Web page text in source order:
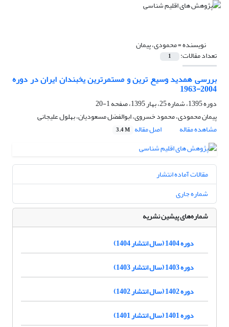
نویسنده =محمودی، پیمان
تعداد مقالات: 1
بررسی همدید وسیع ترین و مستمرترین یخبندان ایران در دوره
2004-1963
دوره 1395، شماره 25، بهار 1395، صفحه
1-20
پیمان محمودی، محمود خسروی، ابوالفضل مسعودیان، بهلول علیجانی
مشاهده مقاله
اصل مقاله 3.4 M
مقالات آماده انتشار
شماره جاری
شماره‌های پیشین نشریه
دوره 1404 (سال انتشار 1404)
دوره 1403 (سال انتشار 1403)
دوره 1402 (سال انتشار 1402)
دوره 1401 (سال انتشار 1401)